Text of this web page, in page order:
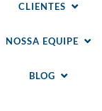
CLIENTES
NOSSA EQUIPE
BLOG